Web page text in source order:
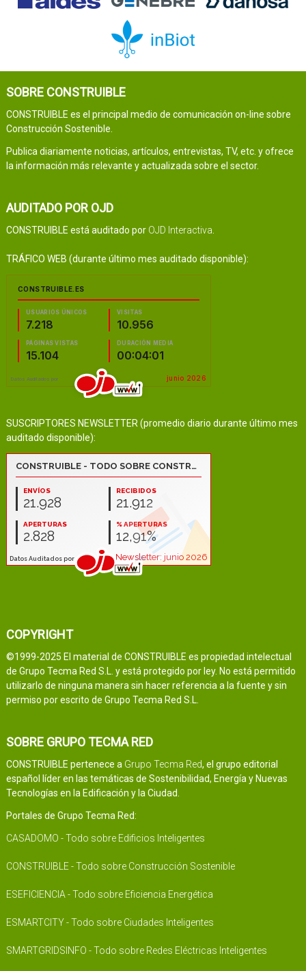
SOBRE CONSTRUIBLE
CONSTRUIBLE es el principal medio de comunicación on-line sobre
Construcción Sostenible.
Publica diariamente noticias, artículos, entrevistas, TV, etc. y ofrece
la información más relevante y actualizada sobre el sector.
AUDITADO POR OJD
CONSTRUIBLE está auditado por OJD Interactiva.
TRÁFICO WEB (durante último mes auditado disponible):
SUSCRIPTORES NEWSLETTER (promedio diario durante último mes
auditado disponible):
COPYRIGHT
©1999-2025 El material de CONSTRUIBLE es propiedad intelectual
de Grupo Tecma Red S.L. y está protegido por ley. No está permitido
utilizarlo de ninguna manera sin hacer referencia a la fuente y sin
permiso por escrito de Grupo Tecma Red S.L.
SOBRE GRUPO TECMA RED
CONSTRUIBLE pertenece a Grupo Tecma Red, el grupo editorial
español líder en las temáticas de Sostenibilidad, Energía y Nuevas
Tecnologías en la Edificación y la Ciudad.
Portales de Grupo Tecma Red:
CASADOMO - Todo sobre Edificios Inteligentes
CONSTRUIBLE - Todo sobre Construcción Sostenible
ESEFICIENCIA - Todo sobre Eficiencia Energética
ESMARTCITY - Todo sobre Ciudades Inteligentes
SMARTGRIDSINFO - Todo sobre Redes Eléctricas Inteligentes